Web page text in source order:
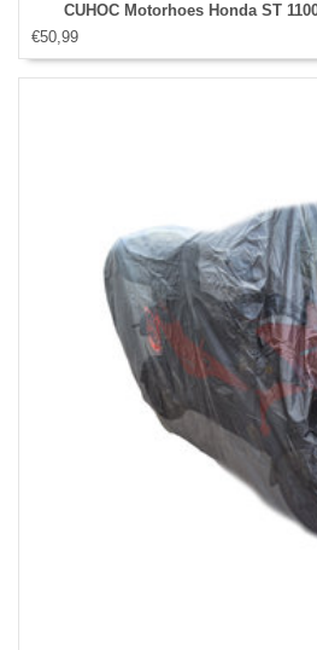
CUHOC Motorhoes Honda ST
€50,99